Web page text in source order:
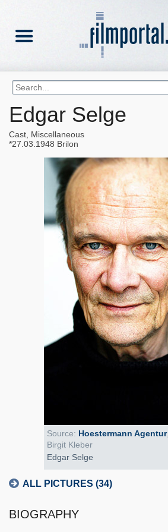
Edgar Selge
Cast, Miscellaneous
27.03.1948 Brilon
Source: Hoestermann Agentur
Birgit Kleber
Edgar Selge
ALL PICTURES (34)
BIOGRAPHY